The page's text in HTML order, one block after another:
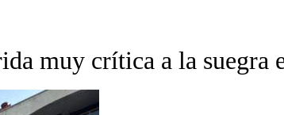
muy crítica a la suegra